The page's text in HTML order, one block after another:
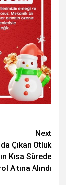
Next
Çıkan Otluk
Kısa Sürede
Altına Alındı